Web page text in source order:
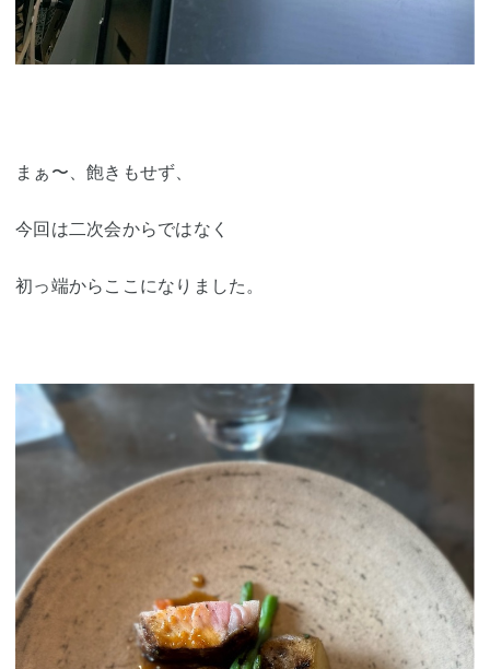
まぁ〜、飽きもせず、
今回は二次会からではなく
初っ端からここになりました。